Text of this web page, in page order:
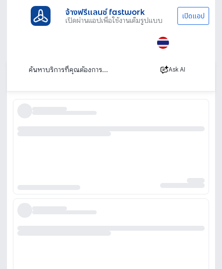
จ้างฟรีแลนซ์ fastwork
เปิดผ่านแอปเพื่อใช้งานเต็มรูปแบบ เปิดแอป
Ask AI
Email Marketing
Email Marketing (การตลาดทางอีเมล)
เรียงตาม